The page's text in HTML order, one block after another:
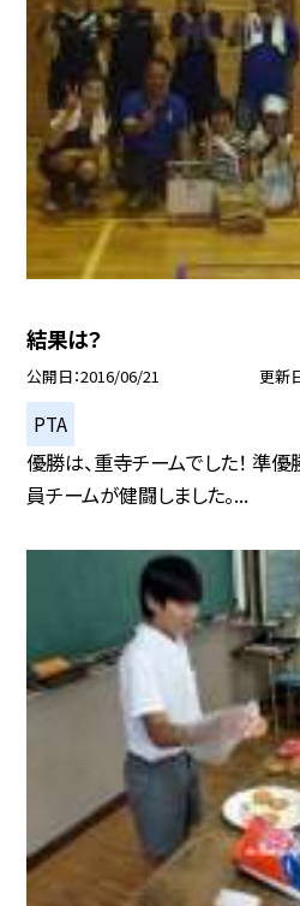
結果は？
公開日 2016/06/21 更新
PTA
優勝は、重寺チームでした！ 準
員チームが健闘しました。...